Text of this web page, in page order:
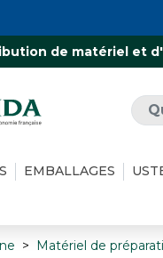
de matériel et
EMBALLAGES
Matériel de